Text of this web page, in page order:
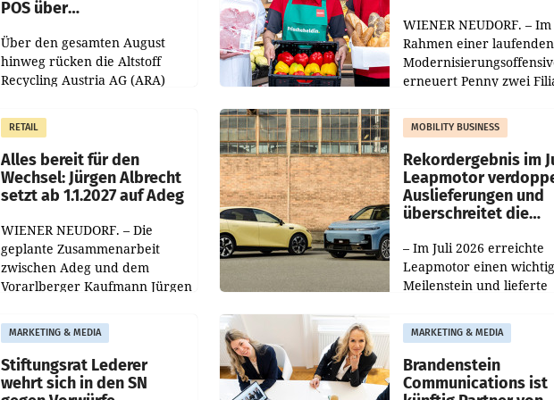
POS über
Über den gesamten August
hinweg rücken die Altstoff
Recycling Austria AG (ARA)
Müller die Initiative „Kreislauf-
Helden“ in allen
österreichischen Müller-Filialen
WIENER NEUDORF. – Im
Rahmen einer laufenden
erneuert Penny zwei
Die beiden Standorte
Haag sowie im rund
RETAIL
Alles bereit für den
Wechsel: Jürgen Albrecht
setzt ab 1.1.2027 auf Adeg
WIENER NEUDORF. – Die
geplante Zusammenarbeit
zwischen Adeg und dem
Vorarlberger Kaufmann Jürgen
freigegeben: Die
Bundeswettbewerbsbehörde
und der Bundeskartellanwalt
MOBILITY BUSINESS
Rekordergebnis im
Leapmotor
Auslieferungen und
überschreitet die
– Im Juli 2026 erreichte
Leapmotor einen
Meilenstein und lieferte
aus, womit sich das
gegenüber Juli 2025
verdoppelte (+102
MARKETING & MEDIA
Stiftungsrat Lederer
wehrt sich in den SN
MARKETING & MEDIA
Brandenstein
Communications ist